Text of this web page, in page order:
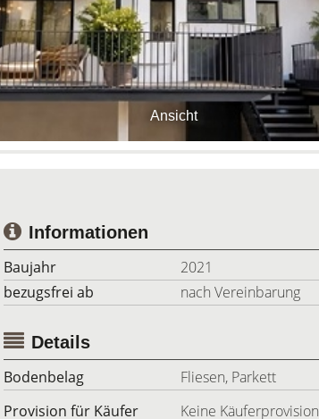
Ansicht
Informationen
Baujahr
2021
bezugsfrei ab
nach Vereinbarung
Details
Bodenbelag
Fliesen, Parkett
Provision für Käufer
Keine Käuferprovision